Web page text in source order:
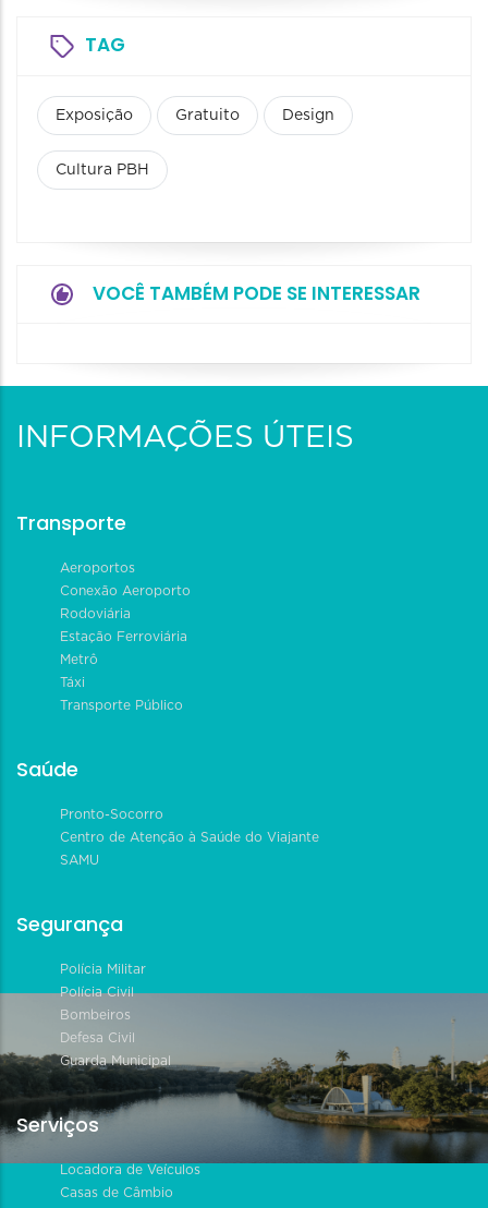
TAG
Exposição Gratuito Design
Cultura PBH
VOCÊ TAMBÉM PODE SE INTERESSAR
INFORMAÇÕES ÚTEIS
Transporte
Aeroportos
Conexão Aeroporto
Rodoviária
Estação Ferroviária
Metrô
Táxi
Transporte Público
Saúde
Pronto-Socorro
Centro de Atenção à Saúde do Viajante
SAMU
Segurança
Polícia Militar
Polícia Civil
Bombeiros
Defesa Civil
Guarda Municipal
Serviços
Locadora de Veículos
Casas de Câmbio